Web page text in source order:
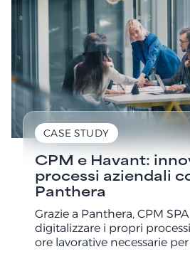
CASE STUDY
CPM e Havant:
processi aziendali
Panthera
Grazie a Panthera, CPM
digitalizzare i propri
ore lavorative necessarie